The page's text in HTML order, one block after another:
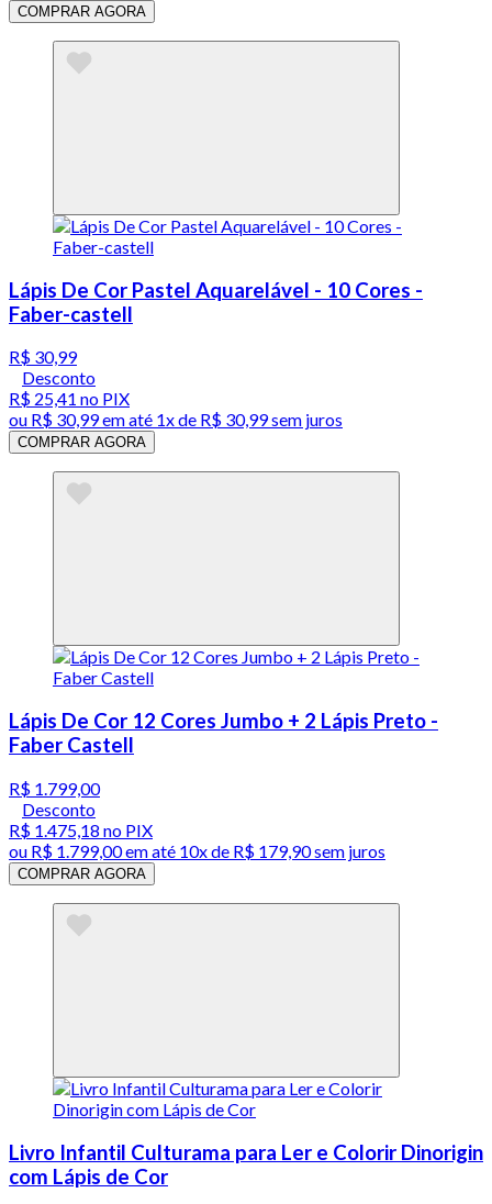
COMPRAR AGORA
Lápis De Cor Pastel Aquarelável - 10 Cores -
Faber-castell
R$ 30,99
Desconto
R$ 25,41 no PIX
ou R$ 30,99em até 1x de R$ 30,99sem juros
COMPRAR AGORA
Lápis De Cor 12 Cores Jumbo + 2 Lápis Preto -
Faber Castell
R$ 1.799,00
Desconto
R$ 1.475,18 no PIX
ou R$ 1.799,00em até 10x de R$ 179,90 sem juros
COMPRAR AGORA
Livro Infantil Culturama para Ler e Colorir Dinorigin
com Lápis de Cor